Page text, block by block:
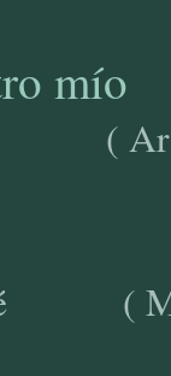
mío
(
(